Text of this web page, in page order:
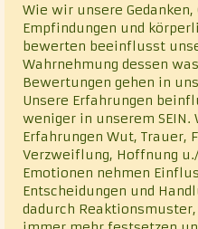
Wie wir unsere
Empfindungen und
bewerten beeinflusst
Wahrnehmung dessen
Bewertungen gehen in
Unsere Erfahrungen
weniger in unserem
Erfahrungen Wut, Trauer,
Verzweiflung, Hoffnung
Emotionen nehmen
Entscheidungen und
dadurch